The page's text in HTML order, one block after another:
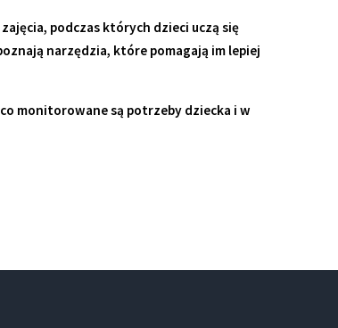
podczas których dzieci uczą się
narzędzia, które pomagają im lepiej
monitorowane są potrzeby dziecka i w